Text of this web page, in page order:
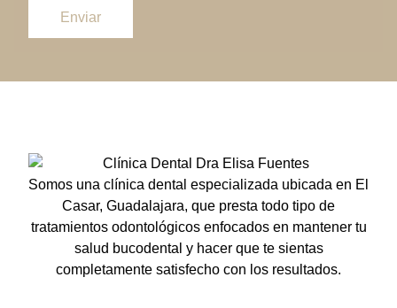
Enviar
Somos una clínica dental especializada ubicada en El
Casar, Guadalajara, que presta todo tipo de
tratamientos odontológicosenfocados en mantener tu
salud bucodental y hacer que te sientas
completamente satisfecho con los resultados.